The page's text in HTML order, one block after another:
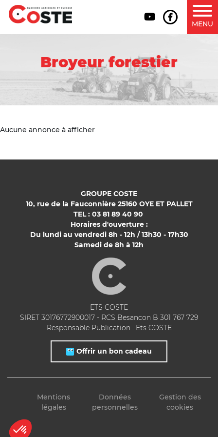
MENU
Broyeur forestier
Aucune annonce à afficher
GROUPE COSTE
10, rue de la Fauconnière 25160 OYE ET PALLET
TEL : 03 81 89 40 90
Horaires d'ouverture :
Du lundi au vendredi 8h - 12h / 13h30 - 17h30
Samedi de 8h à 12h
ETS COSTE
SIRET 30176772900017 - RCS Besancon B 301 767 729
Responsable Publication : Ets COSTE
Offrir un bon cadeau
Mentions
légales
Données
personnelles
Gestion des
cookies